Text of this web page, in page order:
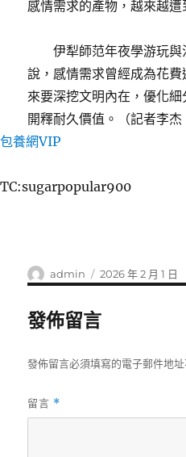
感情需求的產物，越來越遭
伊犁師范年夜學游玩
說，感情需求曾經成為花
來要深挖文明內在，優化
開釋耐久價值。（記者李杰
包養網VIP
TC:sugarpopular900
作
者
admin
發
佈
2026 年 2 月 1 日
發佈留言
發佈留言必須填寫的電子郵件地址
留言 *